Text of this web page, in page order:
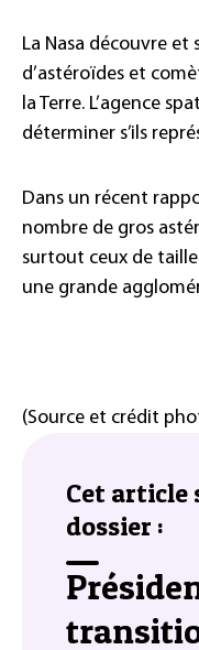
La Nasa découvre
d’astéroïdes et
la Terre. L’agence
déterminer s’ils
Dans un récent
nombre de gros
surtout ceux de
une grande
(Source et crédit
Cet article
dossier :